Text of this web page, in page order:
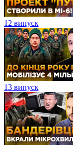
12 випуск
13 випуск